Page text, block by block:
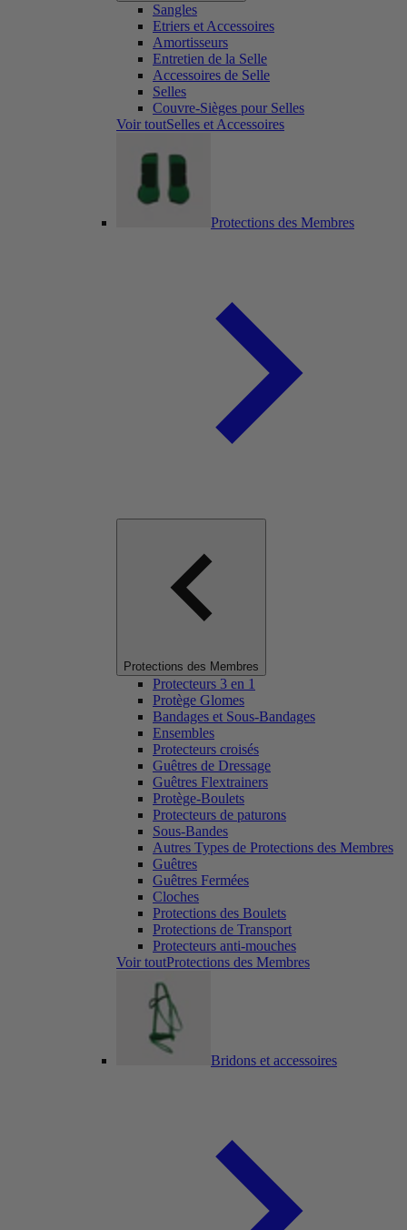
Sangles
Etriers et Accessoires
Amortisseurs
Entretien de la Selle
Accessoires de Selle
Selles
Couvre-Sièges pour Selles
Voir toutSelles et Accessoires
Protections des Membres
Protections des Membres
Protecteurs 3 en 1
Protège Glomes
Bandages et Sous-Bandages
Ensembles
Protecteurs croisés
Guêtres de Dressage
Guêtres Flextrainers
Protège-Boulets
Protecteurs de paturons
Sous-Bandes
Autres Types de Protections des Membres
Guêtres
Guêtres Fermées
Cloches
Protections des Boulets
Protections de Transport
Protecteurs anti-mouches
Voir toutProtections des Membres
Bridons et accessoires